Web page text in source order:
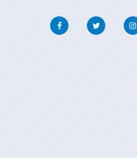
FacebookTwitter